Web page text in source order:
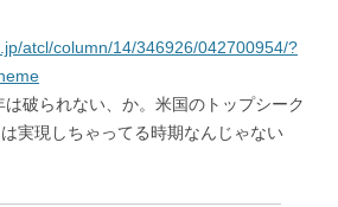
atcl/column/14/346926/042700954/?
破られない、か。米国のトップシーク
実現しちゃってる時期なんじゃない